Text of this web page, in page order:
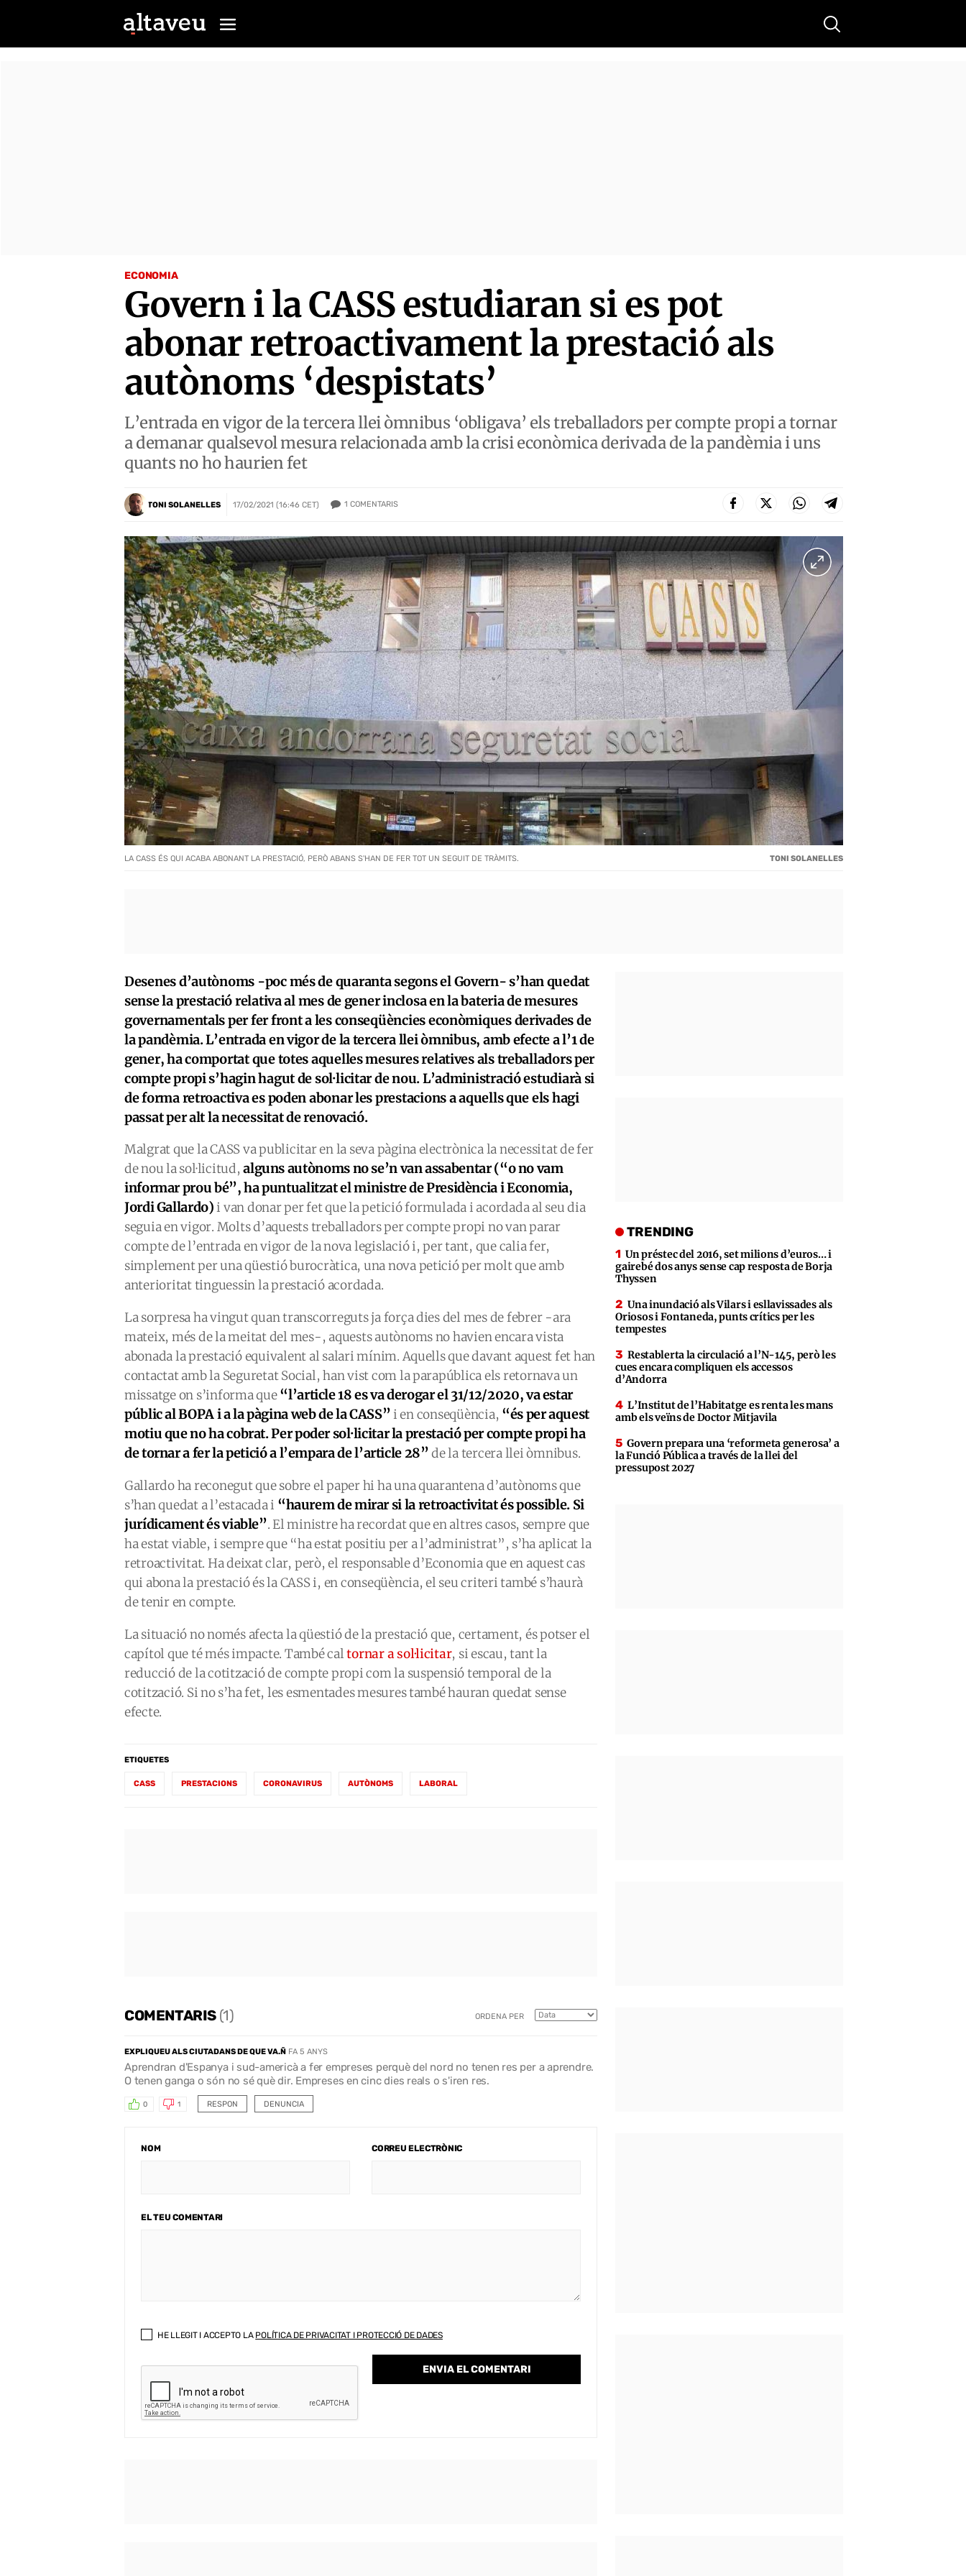
Buscar
ECONOMIA
Govern i la CASS estudiaran si es pot
abonar retroactivament la prestació als
autònoms ‘despistats’
L’entrada en vigor de la tercera llei òmnibus ‘obligava’ els treballadors per compte propi a tornar
a demanar qualsevol mesura relacionada amb la crisi econòmica derivada de la pandèmia i uns
quants no ho haurien fet
TONI SOLANELLES 17/02/2021 (16:46 CET) 1 COMENTARIS
LA CASS ÉS QUI ACABA ABONANT LA PRESTACIÓ, PERÒ ABANS S'HAN DE FER TOT UN SEGUIT DE TRÀMITS. TONI SOLANELLES
Desenes d’autònoms -poc més de quaranta segons el Govern- s’han quedat
sense la prestació relativa al mes de gener inclosa en la bateria de mesures
governamentals per fer front a les conseqüències econòmiques derivades de
la pandèmia. L’entrada en vigor de la tercera llei òmnibus, amb efecte a l’1 de
gener, ha comportat que totes aquelles mesures relatives als treballadors per
compte propi s’hagin hagut de sol·licitar de nou. L’administració estudiarà si
de forma retroactiva es poden abonar les prestacions a aquells que els hagi
passat per alt la necessitat de renovació.​
Malgrat que la CASS va publicitar en la seva pàgina electrònica la necessitat de fer
de nou la sol·licitud, alguns autònoms no se’n van assabentar (“o no vam
informar prou bé”, ha puntualitzat el ministre de Presidència i Economia,
Jordi Gallardo)i van donar per fet que la petició formulada i acordada al seu dia
seguia en vigor. Molts d’aquests treballadors per compte propi no van parar
compte de l’entrada en vigor de la nova legislació i, per tant, que calia fer,
simplement per una qüestió burocràtica, una nova petició per molt que amb
anterioritat tinguessin la prestació acordada.
La sorpresa ha vingut quan transcorreguts ja força dies del mes de febrer -ara
mateix, més de la meitat del mes-, aquests autònoms no havien encara vista
abonada la prestació equivalent al salari mínim. Aquells que davant aquest fet han
contactat amb la Seguretat Social, han vist com la parapública els retornava un
missatge on s’informa que“l’article 18 es va derogar el 31/12/2020, va estar
públic al BOPA i a la pàgina web de la CASS”i en conseqüència, “és per aquest
motiu que no ha cobrat. Per poder sol·licitar la prestació per compte propi ha
de tornar a fer la petició a l’empara de l’article 28”de la tercera llei òmnibus.
Gallardo ha reconegut que sobre el paper hi ha una quarantena d’autònoms que
s’han quedat a l’estacada i “haurem de mirar si la retroactivitat és possible. Si
jurídicament és viable”. El ministre ha recordat que en altres casos, sempre que
ha estat viable, i sempre que “ha estat positiu per a l’administrat”, s’ha aplicat la
retroactivitat. Ha deixat clar, però, el responsable d’Economia que en aquest cas
qui abona la prestació és la CASS i, en conseqüència, el seu criteri també s’haurà
de tenir en compte.
La situació no només afecta la qüestió de la prestació que, certament, és potser el
capítol que té més impacte. També caltornar a sol·licitar, si escau, tant la
reducció de la cotització de compte propi com la suspensió temporal de la
cotització. Si no s’ha fet, les esmentades mesures també hauran quedat sense
efecte.
ETIQUETES
CASS PRESTACIONS CORONAVIRUS AUTÒNOMS LABORAL
COMENTARIS (1) ORDENA PER
EXPLIQUEU ALS CIUTADANS DE QUE VA.Ñ FA 5 ANYS
Aprendran d'Espanya i sud-americà a fer empreses perquè del nord no tenen res per a aprendre.
O tenen ganga o són no sé què dir. Empreses en cinc dies reals o s'iren res.
RESPON
0 1 DENUNCIA
NOM CORREU ELECTRÒNIC
EL TEU COMENTARI
HE LLEGIT I ACCEPTO LA POLÍTICA DE PRIVACITAT I PROTECCIÓ DE DADES
TRENDING
Un préstec del 2016, set milions d’euros… i
gairebé dos anys sense cap resposta de Borja
Thyssen
Una inundació als Vilars i esllavissades als
Oriosos i Fontaneda, punts crítics per les
tempestes
Restablerta la circulació a l’N-145, però les
cues encara compliquen els accessos
d’Andorra
L’Institut de l’Habitatge es renta les mans
amb els veïns de Doctor Mitjavila
Govern prepara una ‘reformeta generosa’ a
la Funció Pública a través de la llei del
pressupost 2027